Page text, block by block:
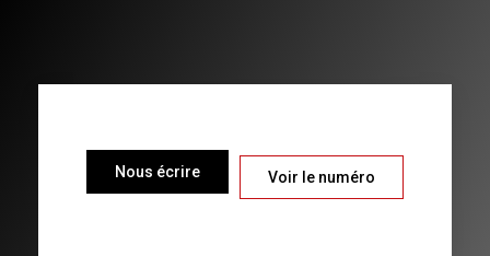
Nous écrire Voir le numéro